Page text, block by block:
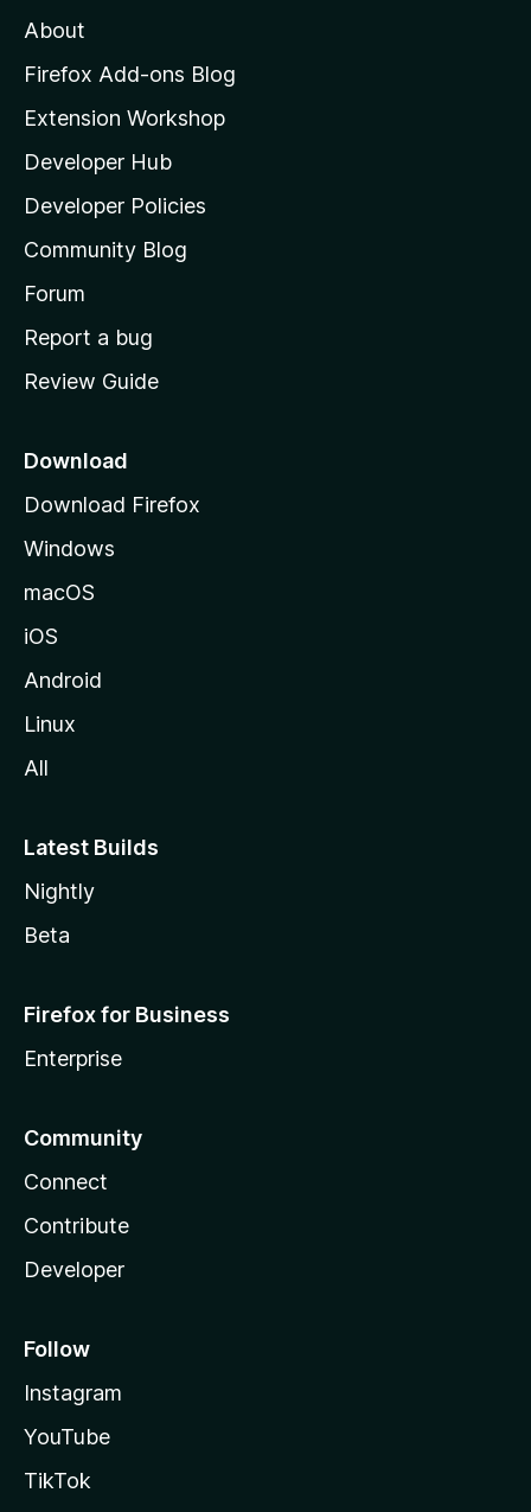
o
z
l
l
a
s
h
o
e
a
e
About
Firefox Add-ons Blog
Extension Workshop
Developer Hub
Developer Policies
Community Blog
Forum
Report a bug
Review Guide
Download
Download Firefox
Windows
macOS
iOS
Android
Linux
All
Latest Builds
Nightly
Beta
Firefox for Business
Enterprise
Community
Connect
Contribute
Developer
Follow
Instagram
YouTube
TikTok